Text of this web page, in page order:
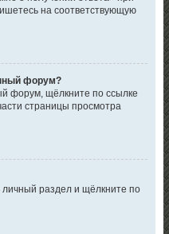
на соответствующую
форум?
форум, щёлкните по ссылке
страницы просмотра
личный раздел и щёлкните по